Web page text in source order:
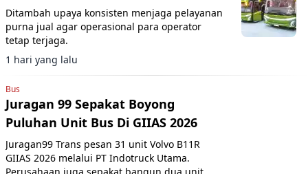
Ditambah upaya konsisten menjaga pelayanan
purna jual agar operasional para operator
tetap terjaga.
1 hari yang lalu
Bus
Juragan 99 Sepakat Boyong
Puluhan Unit Bus Di GIIAS 2026
Juragan99 Trans pesan 31 unit Volvo B11R
GIIAS 2026 melalui PT Indotruck Utama.